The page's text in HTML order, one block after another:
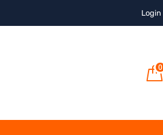
Login
0